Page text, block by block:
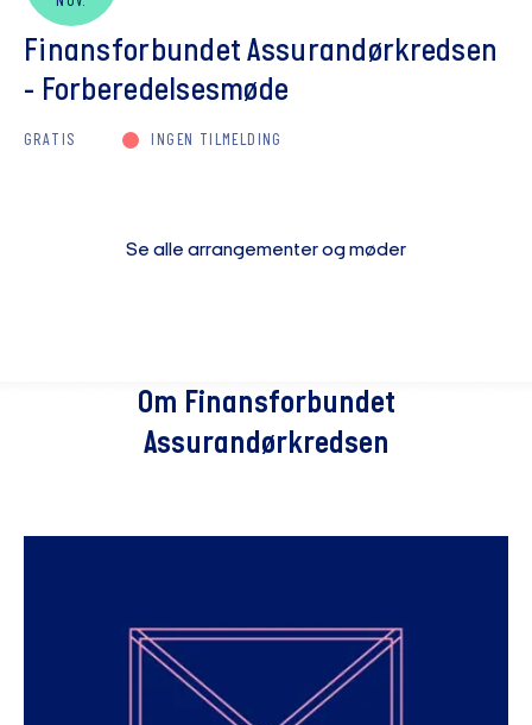
Finansforbundet Assurandørkredsen
- Forberedelsesmøde
GRATIS INGEN TILMELDING
Se alle arrangementer og møder
Om Finansforbundet
Assurandørkredsen